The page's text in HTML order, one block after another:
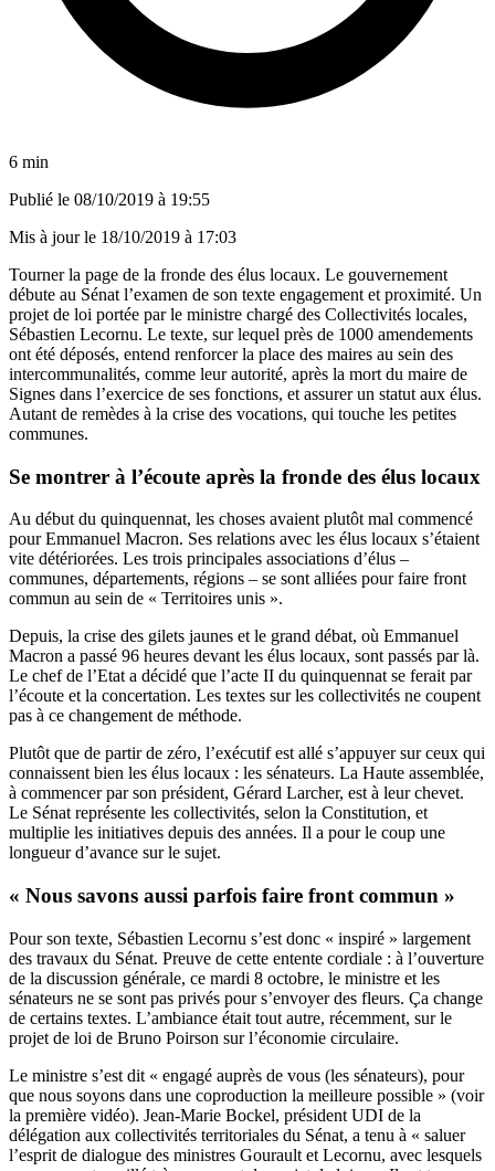
6 min
Publié le 08/10/2019 à 19:55
Mis à jour le 18/10/2019 à 17:03
Tourner la page de la fronde des élus locaux. Le gouvernement
débute au Sénat l’examen de son texte engagement et proximité. Un
projet de loi portée par le ministre chargé des Collectivités locales,
Sébastien Lecornu. Le texte, sur lequel près de 1000 amendements
ont été déposés, entend renforcer la place des maires au sein des
intercommunalités, comme leur autorité, après la mort du maire de
Signes dans l’exercice de ses fonctions, et assurer un statut aux élus.
Autant de remèdes à la crise des vocations, qui touche les petites
communes.
Se montrer à l’écoute après la fronde des élus locaux
Au début du quinquennat, les choses avaient plutôt mal commencé
pour Emmanuel Macron. Ses relations avec les élus locaux s’étaient
vite détériorées. Les trois principales associations d’élus –
communes, départements, régions – se sont alliées pour faire front
commun au sein de « Territoires unis ».
Depuis, la crise des gilets jaunes et le grand débat, où Emmanuel
Macron a passé 96 heures devant les élus locaux, sont passés par là.
Le chef de l’Etat a décidé que l’acte II du quinquennat se ferait par
l’écoute et la concertation. Les textes sur les collectivités ne coupent
pas à ce changement de méthode.
Plutôt que de partir de zéro, l’exécutif est allé s’appuyer sur ceux qui
connaissent bien les élus locaux : les sénateurs. La Haute assemblée,
à commencer par son président, Gérard Larcher, est à leur chevet.
Le Sénat représente les collectivités, selon la Constitution, et
multiplie les initiatives depuis des années. Il a pour le coup une
longueur d’avance sur le sujet.
« Nous savons aussi parfois faire front commun »
Pour son texte, Sébastien Lecornu s’est donc « inspiré » largement
des travaux du Sénat. Preuve de cette entente cordiale : à l’ouverture
de la discussion générale, ce mardi 8 octobre, le ministre et les
sénateurs ne se sont pas privés pour s’envoyer des fleurs. Ça change
de certains textes. L’ambiance était tout autre, récemment, sur le
projet de loi de Bruno Poirson sur l’économie circulaire.
Le ministre s’est dit « engagé auprès de vous (les sénateurs), pour
que nous soyons dans une coproduction la meilleure possible » (voir
la première vidéo). Jean-Marie Bockel, président UDI de la
délégation aux collectivités territoriales du Sénat, a tenu à « saluer
l’esprit de dialogue des ministres Gourault et Lecornu, avec lesquels